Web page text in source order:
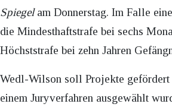
Spiegelam Donnerstag. Im Falle
die Mindesthaftstrafe bei sechs
Höchststrafe bei zehn Jahren
Wedl-Wilson soll Projekte gefördert
einem Juryverfahren ausgewählt